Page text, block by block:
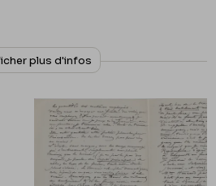
Collationnage
Autographe
Bibliothèque royale de
des Manuscrits
plus d'infos